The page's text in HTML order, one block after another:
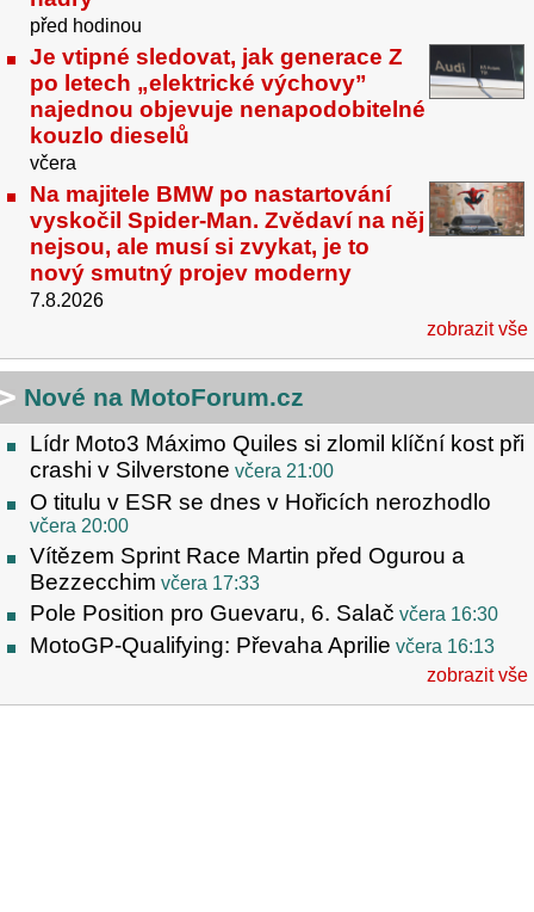
před hodinou
Je vtipné sledovat, jak generace Z
po letech „elektrické výchovy”
najednou objevuje nenapodobitelné
kouzlo dieselů
včera
Na majitele BMW po nastartování
vyskočil Spider-Man. Zvědaví na něj
nejsou, ale musí si zvykat, je to
nový smutný projev moderny
7.8.2026
zobrazit vše
Nové na MotoForum.cz
Lídr Moto3 Máximo Quiles si zlomil klíční kost při
crashi v Silverstone včera 21:00
O titulu v ESR se dnes v Hořicích nerozhodlo
včera 20:00
Vítězem Sprint Race Martin před Ogurou a
Bezzecchim včera 17:33
Pole Position pro Guevaru, 6. Salač včera 16:30
MotoGP-Qualifying: Převaha Aprilie včera 16:13
zobrazit vše